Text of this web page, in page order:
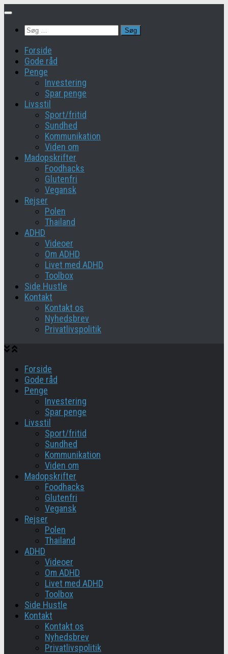
Skip
content
Søg
Forside
Gode råd
Penge
Investering
Spar penge
Livsstil
Sport/fritid
Sundhed
Kommunikation
Viden om
Madopskrifter
Foodhacks
Glutenfri
Vegansk
Rejser
Polen
Thailand
ADHD
Videoer
Om ADHD
Livet med ADHD
Toolbox
Side Hustle
Kontakt
Kontakt os
Nyhedsbrev
Privatlivspolitik
Forside
Gode råd
Penge
Investering
Spar penge
Livsstil
Sport/fritid
Sundhed
Kommunikation
Viden om
Madopskrifter
Foodhacks
Glutenfri
Vegansk
Rejser
Polen
Thailand
ADHD
Videoer
Om ADHD
Livet med ADHD
Toolbox
Side Hustle
Kontakt
Kontakt os
Nyhedsbrev
Privatlivspolitik